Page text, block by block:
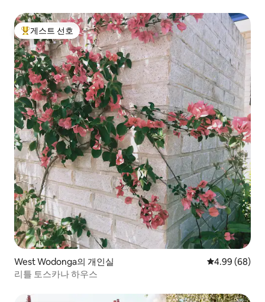
상위 게스트 선호
게스트 선호
West Wodonga의 개인실 평점 4.99점(5
4.99 (68)
리틀 토스카나 하우스